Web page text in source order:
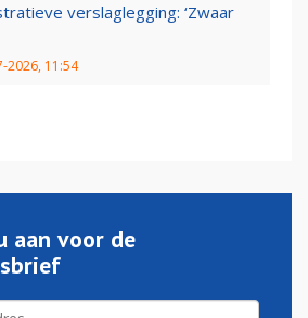
verslaglegging: ‘Zwaar
2026, 11:54
aan voor de